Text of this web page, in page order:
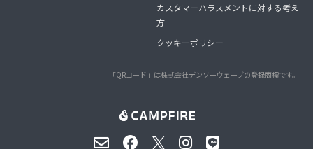
カスタマーハラスメントに対する考え
方
クッキーポリシー
「QRコード」は株式会社デンソーウェーブの登録商標です。